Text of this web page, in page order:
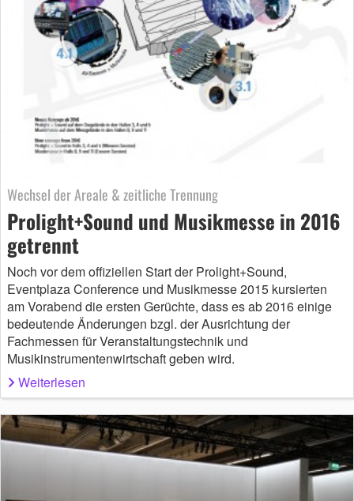
Wechsel der Areale & zeitliche Trennung
Prolight+Sound und Musikmesse in 2016
getrennt
Noch vor dem offiziellen Start der Prolight+Sound,
Eventplaza Conference und Musikmesse 2015 kursierten
am Vorabend die ersten Gerüchte, dass es ab 2016 einige
bedeutende Änderungen bzgl. der Ausrichtung der
Fachmessen für Veranstaltungstechnik und
Musikinstrumentenwirtschaft geben wird.
Weiterlesen